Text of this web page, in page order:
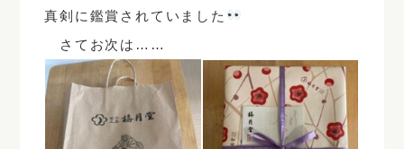
真剣に鑑賞されていました
さてお次は……